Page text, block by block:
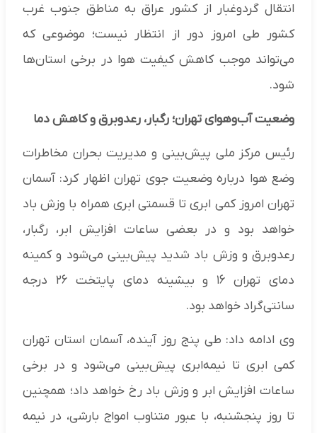
انتقال گردوغبار از کشور عراق به مناطق جنوب غرب
کشور طی امروز دور از انتظار نیست؛ موضوعی که
می‌تواند موجب کاهش کیفیت هوا در برخی استان‌ها
شود.
وضعیت آب‌وهوای تهران؛ رگبار، رعدوبرق و کاهش دما
رئیس مرکز ملی پیش‌بینی و مدیریت بحران مخاطرات
وضع هوا درباره وضعیت جوی تهران اظهار کرد: آسمان
تهران امروز کمی ابری تا قسمتی ابری همراه با وزش باد
خواهد بود و در بعضی ساعات افزایش ابر، رگبار،
رعدوبرق و وزش باد شدید پیش‌بینی می‌شود و کمینه
دمای تهران ۱۶ و بیشینه دمای پایتخت ۲۶ درجه
سانتی‌گراد خواهد بود.
وی ادامه داد: طی پنج روز آینده، آسمان استان تهران
کمی ابری تا نیمه‌ابری پیش‌بینی می‌شود و در برخی
ساعات افزایش ابر و وزش باد رخ خواهد داد؛ همچنین
تا روز پنجشنبه، با عبور متناوب امواج بارشی، در نیمه